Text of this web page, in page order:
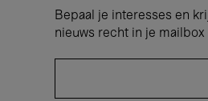
Bepaal je interesses en
nieuws recht in je mailbox